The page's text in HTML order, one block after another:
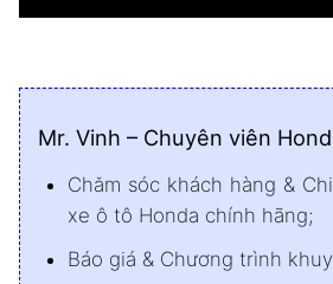
Mr. Vinh – Chuyên viên
Chăm sóc khách hàng &
xe ô tô Honda chính hãng;
Báo giá & Chương trình